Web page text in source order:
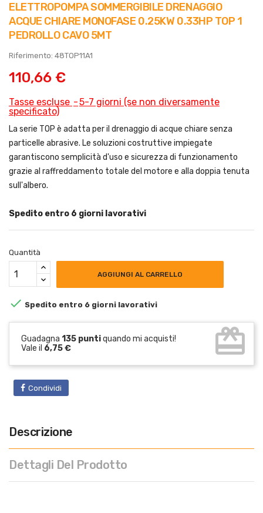
ELETTROPOMPA SOMMERGIBILE DRENAGGIO
ACQUE CHIARE MONOFASE 0.25KW 0.33HP TOP 1
PEDROLLO CAVO 5MT
Riferimento: 48TOP11A1
110,66 €
Tasse escluse
5-7 giorni (se non diversamente
specificato)
La serie TOP è adatta per il drenaggio di acque chiare senza
particelle abrasive. Le soluzioni costruttive impiegate
garantiscono semplicità d'uso e sicurezza di funzionamento
grazie al raffreddamento totale del motore e alla doppia tenuta
sull'albero.
Spedito entro 6 giorni lavorativi
Quantità
AGGIUNGI AL CARRELLO
 Spedito entro 6 giorni lavorativi
Guadagna 135 puntiquando mi acquisti!
Vale il 6,75 € card_giftcard
Condividi
Descrizione
Dettagli Del Prodotto